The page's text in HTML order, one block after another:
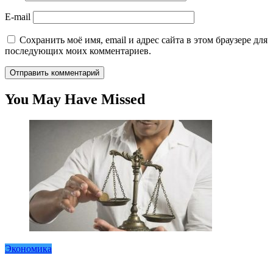
E-mail
Сохранить моё имя, email и адрес сайта в этом браузере для
последующих моих комментариев.
You May Have Missed
Экономика